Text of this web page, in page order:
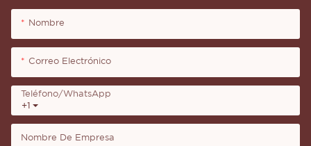
Nombre
Correo Electrónico
+1
Teléfono/WhatsApp
Nombre De Empresa